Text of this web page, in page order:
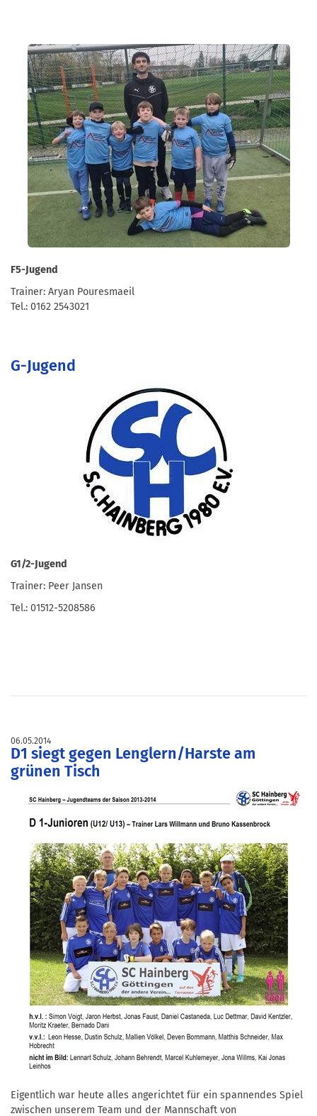
F5-Jugend
Trainer: Aryan Pouresmaeil
Tel.: 0162 2543021
G-Jugend
G1/2-Jugend
Trainer: Peer Jansen
Tel.: 01512-5208586
06.05.2014
D1 siegt gegen Lenglern/Harste am
grünen Tisch
Eigentlich war heute alles angerichtet für ein spannendes Spiel
zwischen unserem Team und der Mannschaft von